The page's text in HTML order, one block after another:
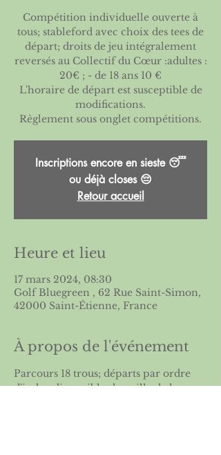
Compétition individuelle ouverte à
tous; stableford avec choix des tees de
départ; droits de jeu intégralement
reversés au Collectif du Cœur :adultes :
20€ ; - de 18 ans 10 €
L'horaire de départ est susceptible de
modifications.
Inscriptions encore en sieste 😴
ou déjà closes 😔
Retour accueil
Heure et lieu
17 mars 2024, 08:30
Golf Bluegreen , 62 Rue Saint-Simon,
42000 Saint-Étienne, France
À propos de l'événement
Parcours 18 trous; départs par ordre
d'index disponibles la veille de la